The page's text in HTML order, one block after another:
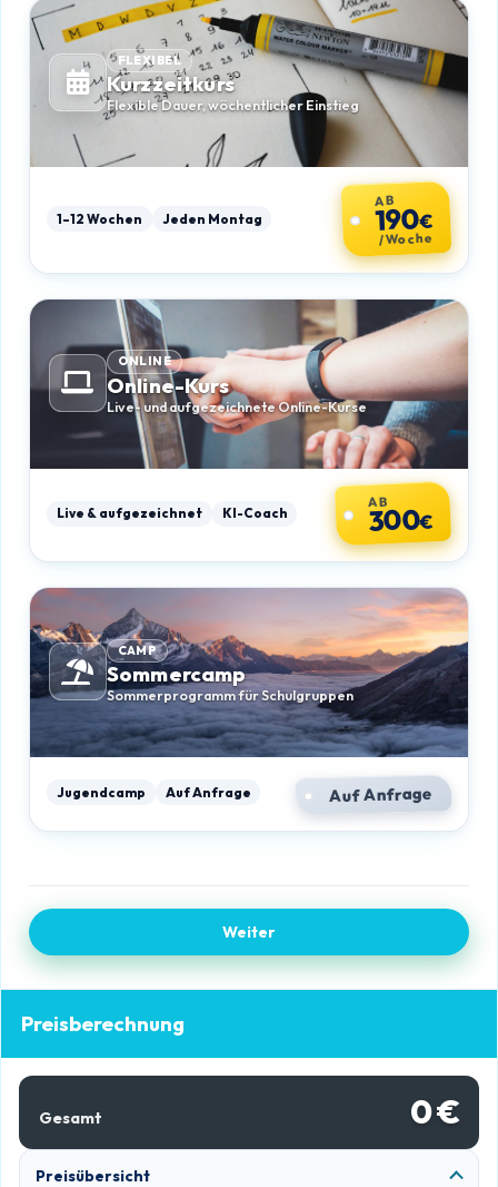
FLEXIBEL
Kurzzeitkurs
Flexible Dauer, wöchentlicher Einstieg
1–12 Wochen Jeden Montag
AB
190€
/ Woche
ONLINE
Online-Kurs
Live- und aufgezeichnete Online-Kurse
Live & aufgezeichnet KI-Coach
AB
300€
CAMP
Sommercamp
Sommerprogramm für Schulgruppen
Jugendcamp Auf Anfrage Auf Anfrage
Weiter
Preisberechnung
Gesamt 0 €
Preisübersicht